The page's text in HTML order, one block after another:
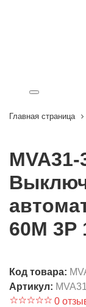
Главная страница
60M 3Р
Код товара:
Артикул:
0